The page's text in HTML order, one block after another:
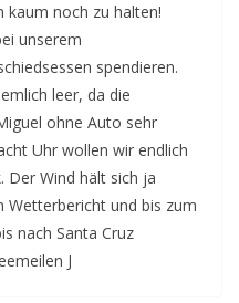
kaum noch zu halten!
unserem
spendieren.
leer, da die
ohne Auto sehr
Uhr wollen wir endlich
Der Wind hält sich ja
Wetterbericht und bis zum
nach Santa Cruz
J